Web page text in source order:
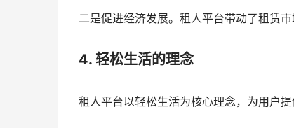
二是促进经济发展。租人平台带动了租赁
4. 轻松生活的理念
租人平台以轻松生活为核心理念，为用户提